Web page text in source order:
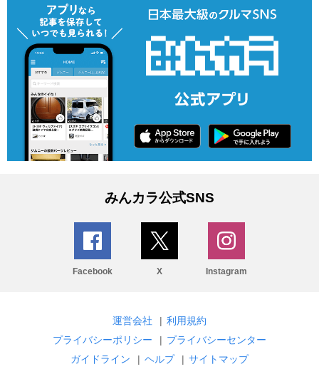
みんカラ公式SNS
Facebook X Instagram
運営会社 | 利用規約
プライバシーポリシー
| プライバシーセンター
ガイドライン
| ヘルプ | サイトマップ